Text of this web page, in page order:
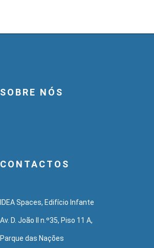
SOBRE NÓS
CONTACTOS
IDEA Spaces, Edifício Infante
Av. D. João II n.º35, Piso 11 A,
Parque das Nações